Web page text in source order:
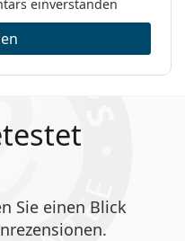
einverstanden
Sie einen Blick